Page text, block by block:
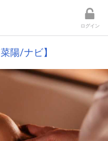
ログイン
陽/ナビ】